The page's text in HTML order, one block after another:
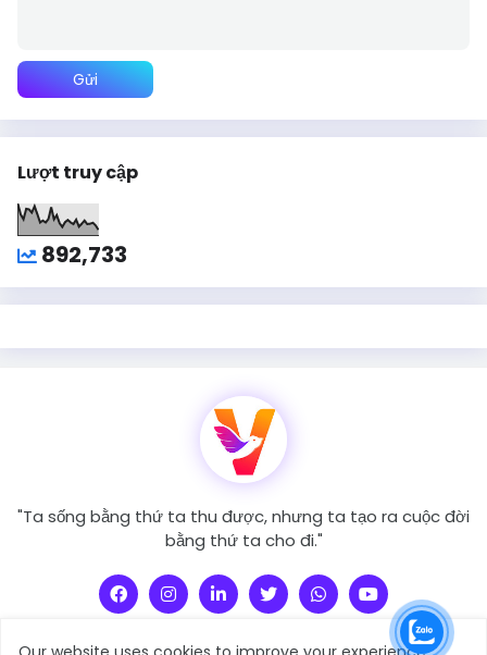
Lượt truy cập
892,733
"Ta sống bằng thứ ta thu được, nhưng ta tạo ra cuộc đời
bằng thứ ta cho đi."